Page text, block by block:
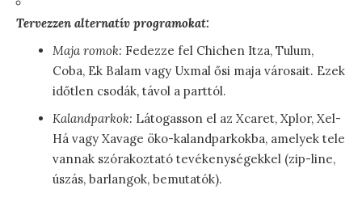
Tervezzen alternatív programokat:
Maja romok: Fedezze fel Chichen Itza, Tulum,
Coba, Ek Balam vagy Uxmal ősi maja városait. Ezek
időtlen csodák, távol a parttól.
Kalandparkok: Látogasson el az Xcaret, Xplor, Xel-
Há vagy Xavage öko-kalandparkokba, amelyek tele
vannak szórakoztató tevékenységekkel (zip-line,
úszás, barlangok, bemutatók).